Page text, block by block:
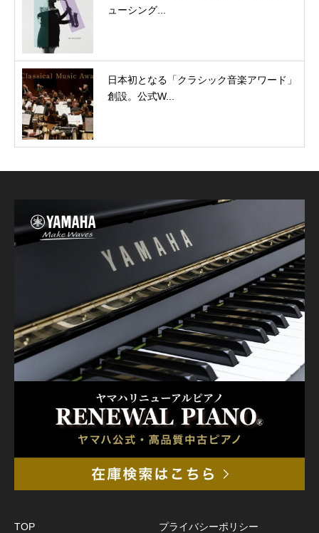
ューシング...
日本初となる「クラシック音楽アワード」
創設。公式W...
TOP プライバシーポリシー